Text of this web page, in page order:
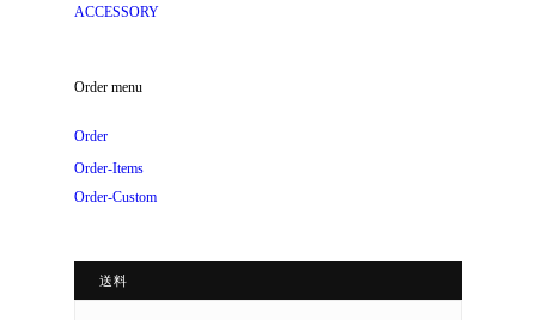
ACCESSORY
Order menu
Order
Order-Items
Order-Custom
送料